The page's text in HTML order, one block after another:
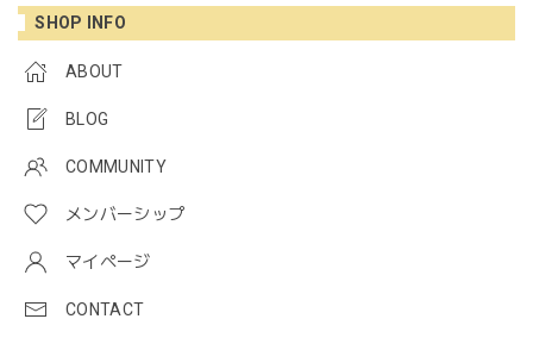
SHOP INFO
ABOUT
BLOG
COMMUNITY
メンバーシップ
マイページ
CONTACT